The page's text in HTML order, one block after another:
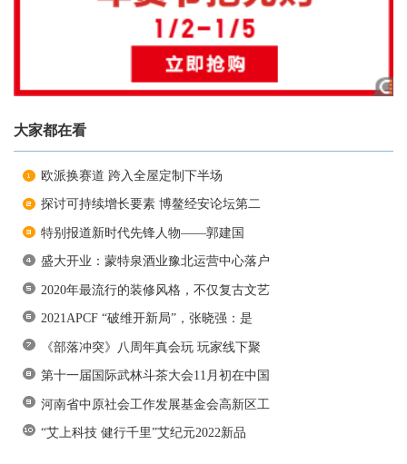
大家都在看
欧派换赛道 跨入全屋定制下半场
探讨可持续增长要素 博鳌经安论坛第二
特别报道新时代先锋人物——郭建国
盛大开业：蒙特泉酒业豫北运营中心落户
2020年最流行的装修风格，不仅复古文艺
2021APCF “破维开新局”，张晓强：是
《部落冲突》八周年真会玩 玩家线下聚
第十一届国际武林斗茶大会11月初在中国
河南省中原社会工作发展基金会高新区工
“艾上科技 健行千里”艾纪元2022新品